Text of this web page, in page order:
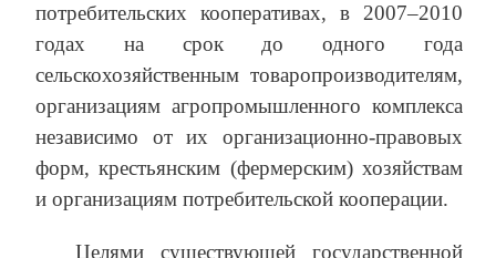
потребительских кооперативах, в 2007–2010
годах на срок до одного года
сельскохозяйственным товаропроизводителям,
организациям агропромышленного комплекса
независимо от их организационно-правовых
форм, крестьянским (фермерским) хозяйствам
и организациям потребительской кооперации.
Целями существующей государственной